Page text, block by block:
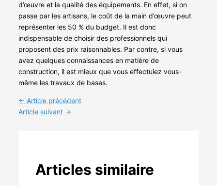
d’œuvre et la qualité des équipements. En effet, si on
passe par les artisans, le coût de la main d’œuvre peut
représenter les 50 % du budget. Il est donc
indispensable de choisir des professionnels qui
proposent des prix raisonnables. Par contre, si vous
avez quelques connaissances en matière de
construction, il est mieux que vous effectuiez vous-
même les travaux de bases.
← Article précédent
Article suivant →
Articles similaire